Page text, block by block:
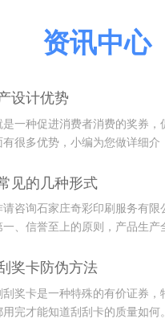
资讯中心
设计优势
种促进消费者消费的奖券，
很多优势，小编为您做详细介
见的几种形式
询石家庄奇彩印刷服务有限
、信誉至上的原则，产品生产
奖卡防伪方法
卡是一种特殊的有价证券，
用完才能知道刮刮卡的质量如何